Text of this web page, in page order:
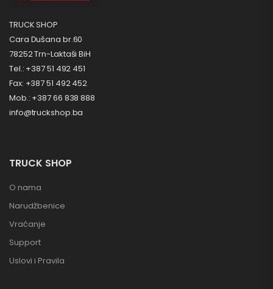
TRUCK SHOP
Cara Dušana br.60
78252 Trn-Laktaši BiH
Tel.: +387 51 492 451
Fax: +387 51 492 452
Mob.: +387 66 838 888
info@truckshop.ba
TRUCK SHOP
O nama
Narudžbenice
Vraćanje
Support
Uslovi i Pravila